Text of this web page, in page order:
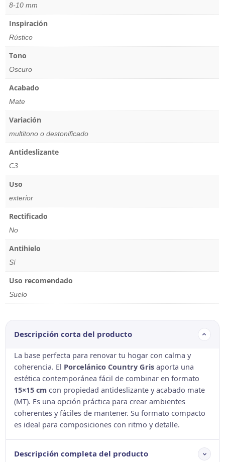
8-10 mm
Inspiración
Rústico
Tono
Oscuro
Acabado
Mate
Variación
multitono o destonificado
Antideslizante
C3
Uso
exterior
Rectificado
No
Antihielo
Sí
Uso recomendado
Suelo
Descripción corta del producto
La base perfecta para renovar tu hogar con calma y
coherencia. El Porcelánico Country Gris aporta una
estética contemporánea fácil de combinar en formato
15×15 cm con propiedad antideslizante y acabado mate
(MT). Es una opción práctica para crear ambientes
coherentes y fáciles de mantener. Su formato compacto
es ideal para composiciones con ritmo y detalle.
Descripción completa del producto